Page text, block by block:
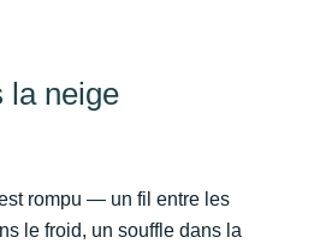
la neige
rompu — un fil entre les
le froid, un souffle dans la